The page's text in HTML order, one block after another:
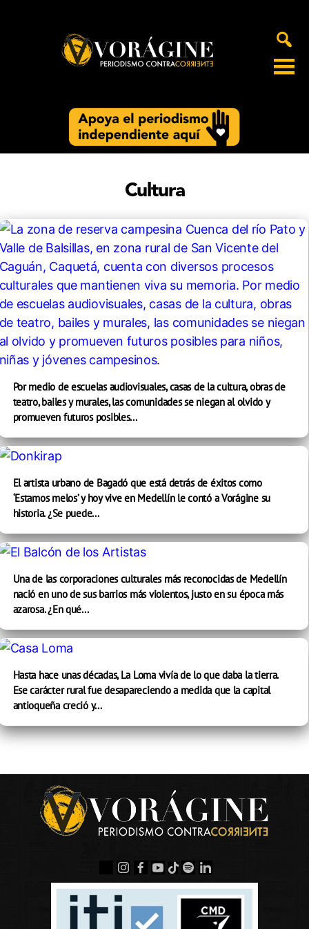
Cultura
Por medio de escuelas audiovisuales, casas de la cultura, obras de
teatro, bailes y murales, las comunidades se niegan al olvido y
promueven futuros posibles...
El artista urbano de Bagadó que está detrás de éxitos como
‘Estamos melos’ y hoy vive en Medellín le contó a Vorágine su
historia. ¿Se puede...
Una de las corporaciones culturales más reconocidas de Medellín
nació en uno de sus barrios más violentos, justo en su época más
azarosa. ¿En qué...
Hasta hace unas décadas, La Loma vivía de lo que daba la tierra.
Ese carácter rural fue desapareciendo a medida que la capital
antioqueña creció y...